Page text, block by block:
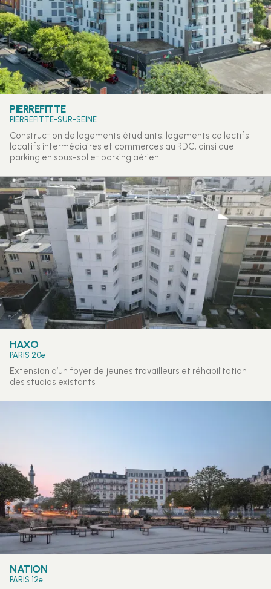
PIERREFITTE
PIERREFITTE-SUR-SEINE
Construction de logements étudiants, logements collectifs
locatifs intermédiaires et commerces au RDC, ainsi que
parking en sous-sol et parking aérien
HAXO
PARIS 20e
Extension d’un foyer de jeunes travailleurs et réhabilitation
des studios existants
NATION
PARIS 12e